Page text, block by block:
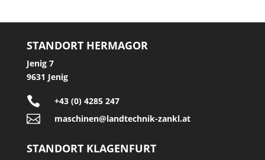
STANDORT HERMAGOR
Jenig 7
9631 Jenig
 +43 (0) 4285 247
 maschinen@landtechnik-zankl.at
STANDORT KLAGENFURT